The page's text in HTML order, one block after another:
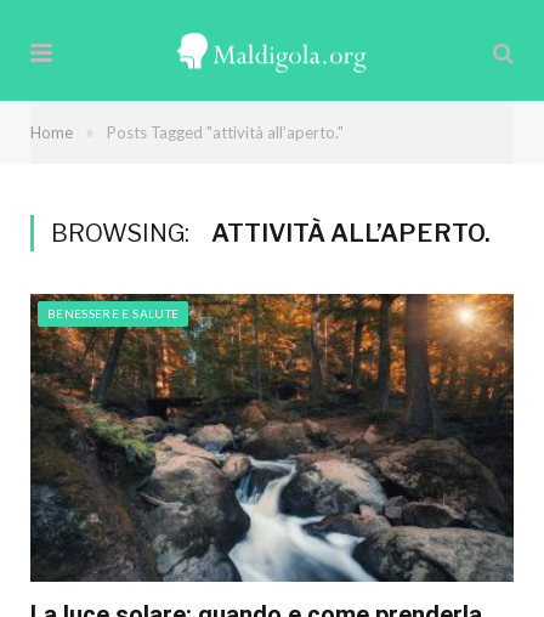
Home » Posts Tagged "attività all’aperto."
BROWSING: ATTIVITÀ ALL’APERTO.
BENESSERE E SALUTE